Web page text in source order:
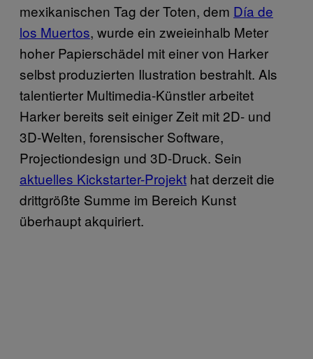
mexikanischen Tag der Toten, dem Día de
los Muertos, wurde ein zweieinhalb Meter
hoher Papierschädel mit einer von Harker
selbst produzierten Ilustration bestrahlt. Als
talentierter Multimedia-Künstler arbeitet
Harker bereits seit einiger Zeit mit 2D- und
3D-Welten, forensischer Software,
Projectiondesign und 3D-Druck. Sein
aktuelles Kickstarter-Projekt hat derzeit die
drittgrößte Summe im Bereich Kunst
überhaupt akquiriert.